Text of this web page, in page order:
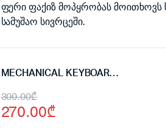
ფერი ფაქიზ მოპყრობას მოითხოვს
სამუშაო სივრცეში.
MECHANICAL KEYBOARD ATTACK SHARK K75 RGB
300.00₾
Original
price
270.00₾
Current
price